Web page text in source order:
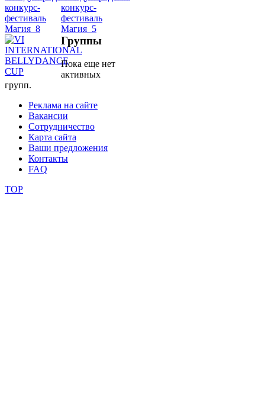
Группы
Пока еще нет
активных
групп.
Реклама на сайте
Вакансии
Сотрудничество
Карта сайта
Ваши предложения
Контакты
FAQ
TOP